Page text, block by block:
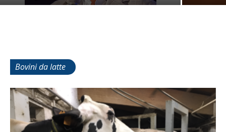
Bovini da latte